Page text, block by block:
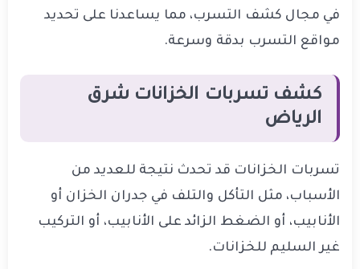
في مجال كشف التسرب، مما يساعدنا على تحديد
مواقع التسرب بدقة وسرعة.
كشف تسربات الخزانات شرق
الرياض
تسربات الخزانات قد تحدث نتيجة للعديد من
الأسباب، مثل التأكل والتلف في جدران الخزان أو
الأنابيب، أو الضغط الزائد على الأنابيب، أو التركيب
غير السليم للخزانات.